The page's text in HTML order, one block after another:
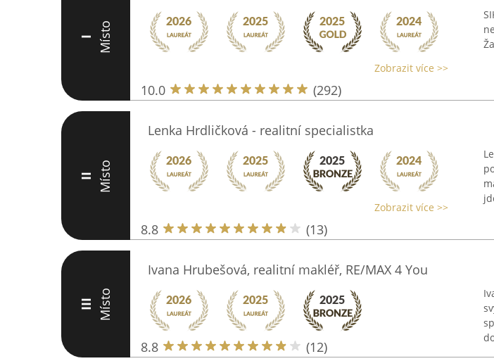
I Místo
Zobrazit více >>
10.0 (292)
II Místo
Lenka Hrdličková - realitní specialistka
Zobrazit více >>
8.8 (13)
III Místo
Ivana Hrubešová, realitní makléř, RE/MAX 4 You
8.8 (12)